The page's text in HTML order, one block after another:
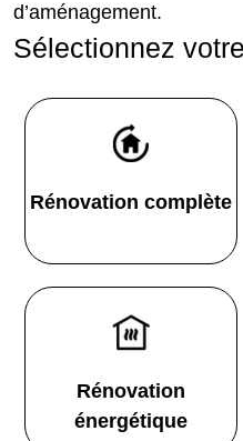
d’aménagement.
Sélectionnez
Rénovation complète
Rénovation
énergétique